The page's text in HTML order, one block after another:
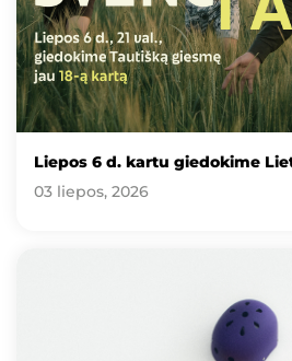
Liepos 6 d. kartu giedokime
03 liepos, 2026